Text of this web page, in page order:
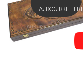
НАДХОДЖЕННЯ